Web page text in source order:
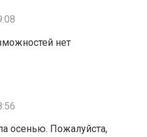
возможностей нет
осенью. Пожалуйста,